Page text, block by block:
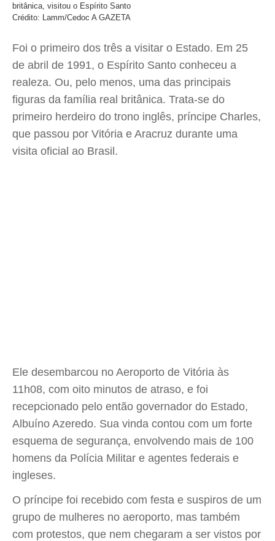
britânica, visitou o Espírito Santo
Crédito: Lamm/Cedoc A GAZETA
Foi o primeiro dos três a visitar o Estado. Em 25
de abril de 1991, o Espírito Santo conheceu a
realeza. Ou, pelo menos, uma das principais
figuras da família real britânica. Trata-se do
primeiro herdeiro do trono inglês, príncipe Charles,
que passou por Vitória e Aracruz durante uma
visita oficial ao Brasil.
Ele desembarcou no Aeroporto de Vitória às
11h08, com oito minutos de atraso, e foi
recepcionado pelo então governador do Estado,
Albuíno Azeredo. Sua vinda contou com um forte
esquema de segurança, envolvendo mais de 100
homens da Polícia Militar e agentes federais e
ingleses.
O príncipe foi recebido com festa e suspiros de um
grupo de mulheres no aeroporto, mas também
com protestos, que nem chegaram a ser vistos por